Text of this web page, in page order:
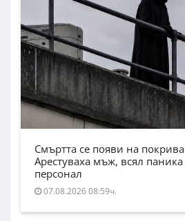
Смъртта се появи на
Арестуваха мъж, всял
персонал
07.08.2026 08:59ч.